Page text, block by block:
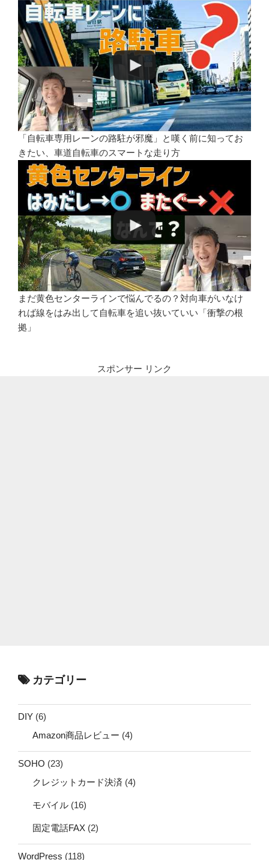
「自転車専用レーンの路駐が邪魔」と嘆く前に知ってお
きたい、車道自転車のスマートな走り方
まだ黄色センターラインで悩んでるの？対向車がいなけ
れば線をはみ出して自転車を追い抜いていい「衝撃の根
拠」
スポンサー リンク
カテゴリー
DIY (6)
Amazon商品レビュー (4)
SOHO (23)
クレジットカード決済 (4)
モバイル (16)
固定電話FAX (2)
WordPress (118)